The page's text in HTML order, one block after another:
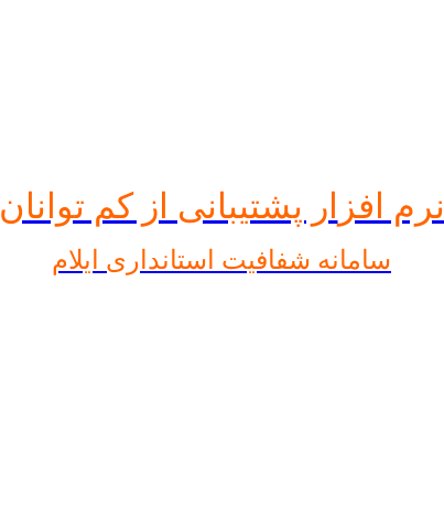
نرم افز ار پشتیبانی از کم توانان
سامانه شفافیت استانداری ایلام